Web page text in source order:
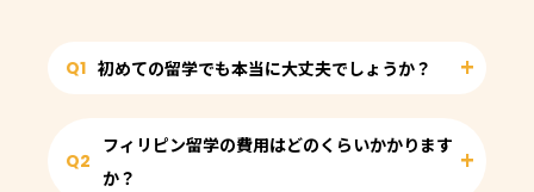
Q1 初めての留学でも本当に大丈夫でしょうか？
Q2
フィリピン留学の費用はどのくらいかかります
か？